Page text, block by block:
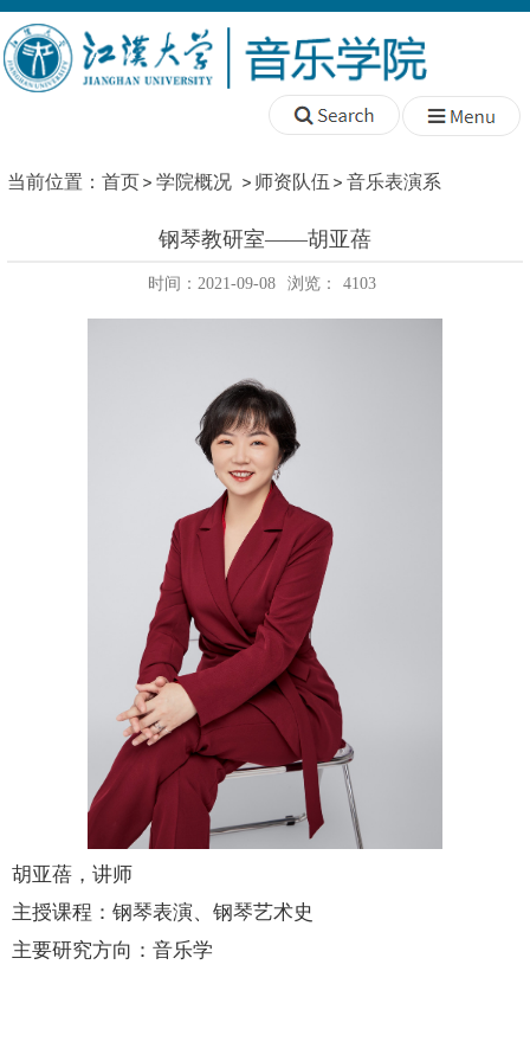
当前位置： 首页 学院概况 师资队伍 音乐表演系
钢琴教研室——胡亚蓓
时间：2021-09-08 浏览： 4103
胡亚蓓，讲师
主授课程：钢琴表演、钢琴艺术史
主要研究方向：音乐学